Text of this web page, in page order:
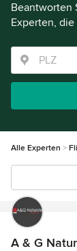
Beantworten
Experten,
Alle Experten
A & G